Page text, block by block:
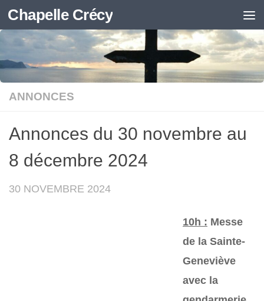
Skip to content
Chapelle Crécy
ANNONCES
Annonces du 30 novembre au
8 décembre 2024
30 NOVEMBRE 2024
10h : Messe
de la Sainte-
Geneviève
avec la